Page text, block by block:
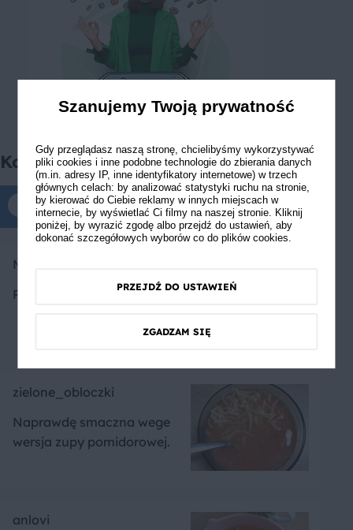
Komentarze
Komentarze tylko dla zalogowanych
Magdalena Koźmińska
Pyszna sycąca zupa :)
zielone_obloczki
Naprawdę smaczna wege
wersja zupy pomidorowej.
anlovi
Szanujemy Twoją prywatność
Gdy przeglądasz naszą stronę, chcielibyśmy wykorzystywać
pliki cookies i inne podobne technologie do zbierania danych
(m.in. adresy IP, inne identyfikatory internetowe) w trzech
głównych celach: by analizować statystyki ruchu na stronie,
by kierować do Ciebie reklamy w innych miejscach w
internecie, by wyświetlać Ci filmy na naszej stronie. Kliknij
poniżej, by wyrazić zgodę albo przejdź do ustawień, aby
dokonać szczegółowych wyborów co do plików cookies.
PRZEJDŹ DO USTAWIEŃ
ZGADZAM SIĘ